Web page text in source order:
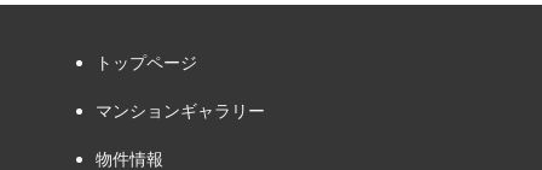
トップページ
マンションギャラリー
物件情報